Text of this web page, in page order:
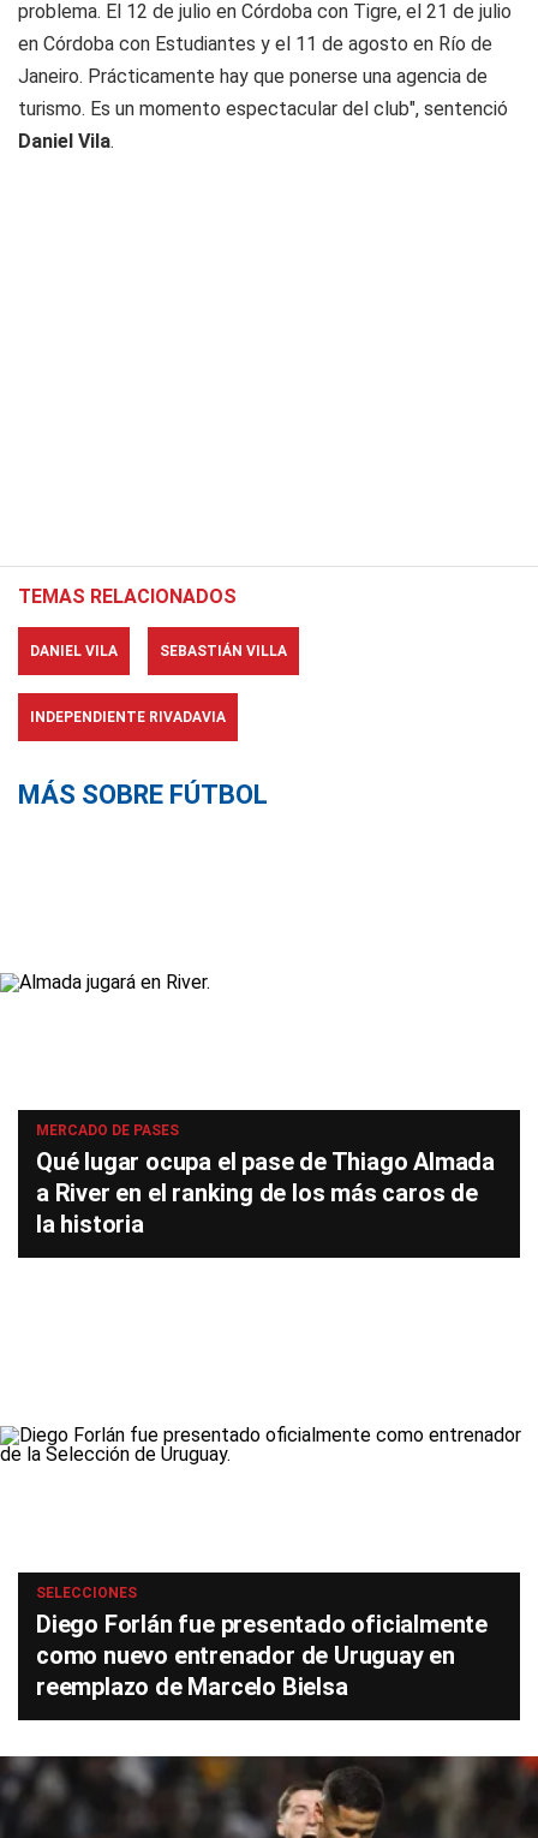
problema. El 12 de julio en Córdoba con Tigre, el 21 de julio
en Córdoba con Estudiantes y el 11 de agosto en Río de
Janeiro. Prácticamente hay que ponerse una agencia de
turismo. Es un momento espectacular del club", sentenció
Daniel Vila.
TEMAS RELACIONADOS
DANIEL VILA SEBASTIÁN VILLA
INDEPENDIENTE RIVADAVIA
MÁS SOBRE FÚTBOL
MERCADO DE PASES
Qué lugar ocupa el pase de Thiago Almada
a River en el ranking de los más caros de
la historia
SELECCIONES
Diego Forlán fue presentado oficialmente
como nuevo entrenador de Uruguay en
reemplazo de Marcelo Bielsa